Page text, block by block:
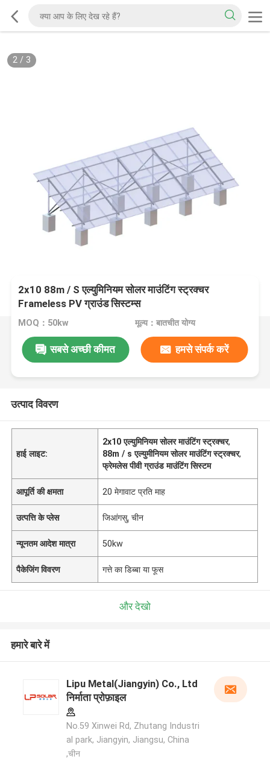
2/ 3
2x10 88m / S एल्युमिनियम सोलर माउंटिंग स्ट्रक्चर
Frameless PV ग्राउंड सिस्टम्स
MOQ：50kw मूल्य：बातचीत योग्य
सबसे अच्छी कीमत हमसे संपर्क करें
उत्पाद विवरण
हाई लाइट:
2x10 एल्युमिनियम सोलर माउंटिंग स्ट्रक्चर,
88m / s एल्युमीनियम सोलर माउंटिंग स्ट्रक्चर,
फ्रेमलेस पीवी ग्राउंड माउंटिंग सिस्टम
आपूर्ति की क्षमता 20 मेगावाट प्रति माह
उत्पत्ति के प्लेस जिआंगसु, चीन
न्यूनतम आदेश मात्रा 50kw
पैकेजिंग विवरण गत्ते का डिब्बा या फूस
और देखो
हमारे बारे में
Lipu Metal(Jiangyin) Co., Ltd
निर्माता प्रोफ़ाइल
No.59 Xinwei Rd, Zhutang Industri
al park, Jiangyin, Jiangsu, China
,चीन